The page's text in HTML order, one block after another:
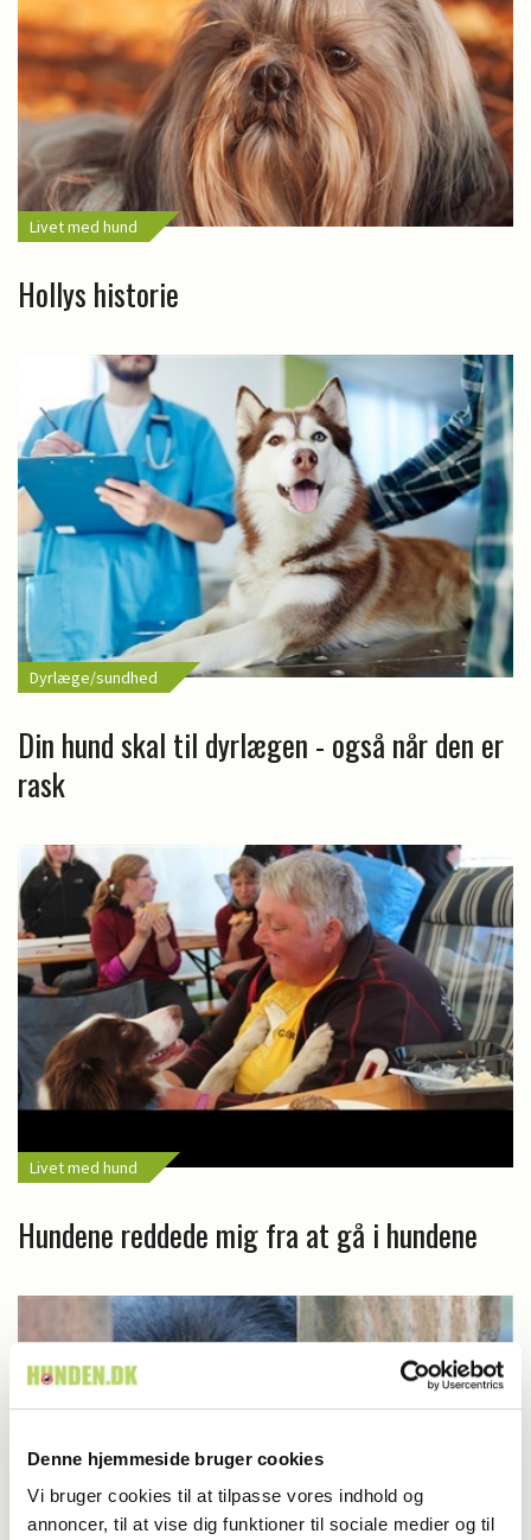
Denne hjemmeside bruger cookies
Vi bruger cookies til at tilpasse vores indhold og
annoncer, til at vise dig funktioner til sociale medier og til
Livet med hund
Hollys historie
Dyrlæge/sundhed
Din hund skal til dyrlægen - også når den er
rask
Livet med hund
Hundene reddede mig fra at gå i hundene